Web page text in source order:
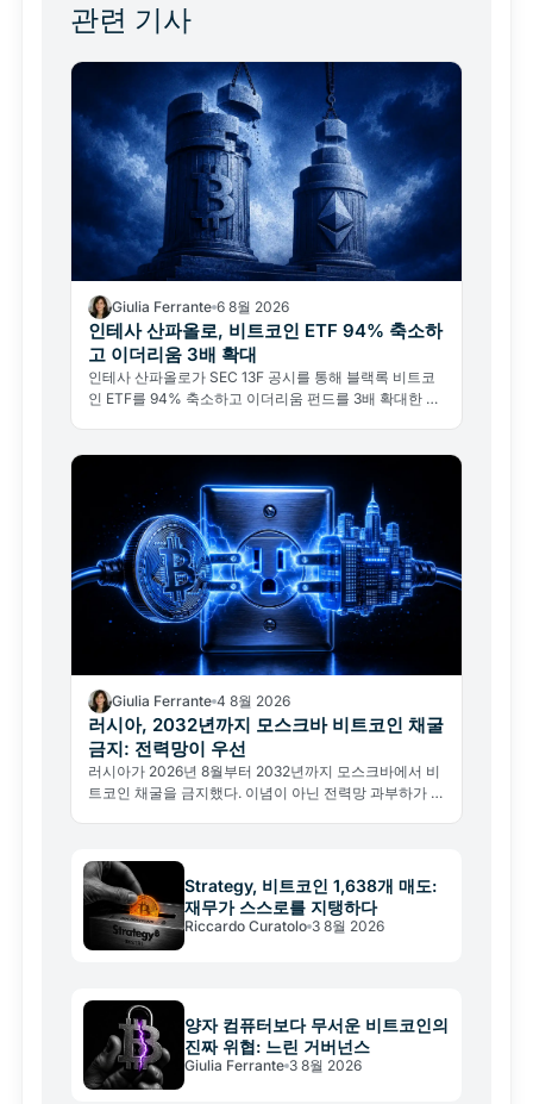
관련 기사
Giulia Ferrante 6 8월 2026
인테사 산파올로, 비트코인 ETF 94% 축소하
고 이더리움 3배 확대
인테사 산파올로가 SEC 13F 공시를 통해 블랙록 비트코
인 ETF를 94% 축소하고 이더리움 펀드를 3배 확대한 사
Giulia Ferrante 4 8월 2026
러시아, 2032년까지 모스크바 비트코인 채굴
금지: 전력망이 우선
러시아가 2026년 8월부터 2032년까지 모스크바에서 비
트코인 채굴을 금지했다. 이념이 아닌 전력망 과부하가 이
Strategy, 비트코인 1,638개 매도:
재무가 스스로를 지탱하다
Riccardo Curatolo 3 8월 2026
양자 컴퓨터보다 무서운 비트코인의
진짜 위협: 느린 거버넌스
Giulia Ferrante 3 8월 2026